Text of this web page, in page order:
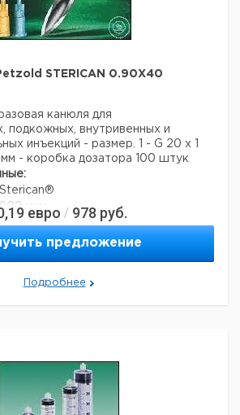
STERICAN 0.90X40
канюля для
подкожных, внутривенных и
инъекций - размер. 1 - G 20 x 1
- коробка дозатора 100 штук
Sterican®
900 мкм
40 мм
1,6 г
Малайзия
евро / 978 руб.
предложение
Подробнее